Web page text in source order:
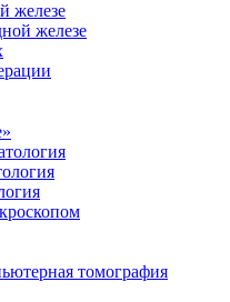
железе
железе
томография